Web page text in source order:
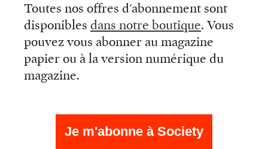
Toutes nos offres d'abonnement sont
disponibles dans notre boutique. Vous
pouvez vous abonner au magazine
papier ou à la version numérique du
magazine.
Je m'abonne à Society